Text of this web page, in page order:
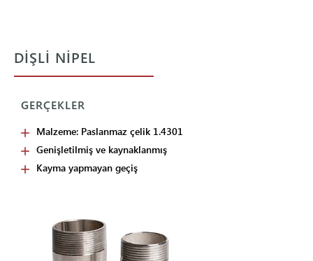
DIŞLI NIPEL
GERÇEKLER
Malzeme: Paslanmaz çelik 1.4301
Genişletilmiş ve kaynaklanmış
Kayma yapmayan geçiş